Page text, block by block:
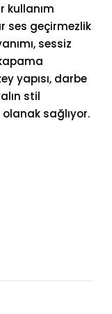
kullanım
ses geçirmezlik
sessiz
yapısı, darbe
stil
sağlıyor.